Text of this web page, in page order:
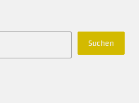
Suchen